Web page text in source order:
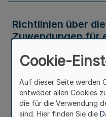
Richtlinien über
Zuwendungen für
Nordrhein-
In Kraft
Verwaltungsvorschrift
Cookie-
Auf dieser Seite werden
entweder allen Cookies
die für die Verwendung
sind. Hier finden Sie die